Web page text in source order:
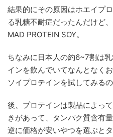
結果的にその原因はホエイプ
る乳糖不耐症だったんだけど
MAD PROTEIN SOY。
ちなみに日本人の約6~7割は
インを飲んでいてなんとなく
ソイプロテインを試してみるの
後、プロテインは製品によっ
きがあって、タンパク質含有
逆に価格が安いやつを選ぶと